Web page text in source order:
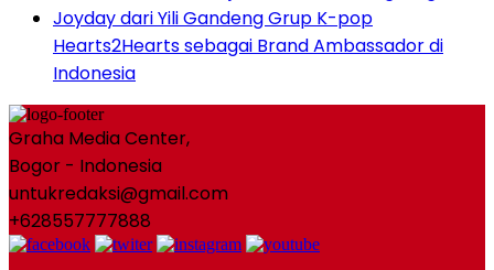
Joyday dari Yili Gandeng Grup K-pop
Hearts2Hearts sebagai Brand Ambassador di
Indonesia
Graha Media Center,
Bogor - Indonesia
untukredaksi@gmail.com
+628557777888